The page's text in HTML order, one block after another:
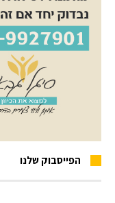
הפייסבוק שלנו